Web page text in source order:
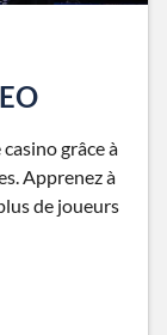
grâce à
Apprenez à
de joueurs